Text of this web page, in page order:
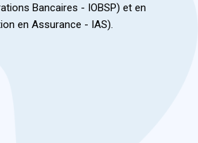
Bancaires - IOBSP) et en
en Assurance - IAS).